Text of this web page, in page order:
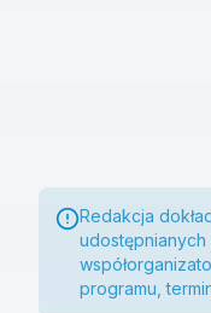
Redakcja
programu,